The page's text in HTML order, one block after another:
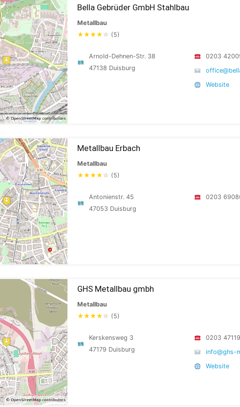
Bella Gebrüder GmbH Stahlbau
Metallbau
★★★★ ☆ (5)
Arnold-Dehnen-Str. 38
47138 Duisburg
0203
Website
Metallbau Erbach
Metallbau
★★★★ ☆ (5)
Antonienstr. 45
47053 Duisburg
0203
GHS Metallbau gmbh
Metallbau
★★★★ ☆ (5)
Kerskensweg 3
47179 Duisburg
0203
info@ghs-
Website